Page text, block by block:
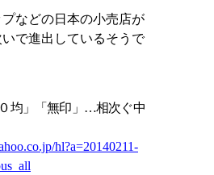
プなどの日本の小売店が
で進出しているそうで
均」「無印」…相次ぐ中
hl?a=20140211-